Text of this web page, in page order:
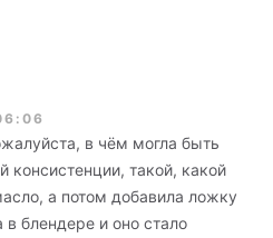
в чём могла быть
консистенции, такой, какой
а потом добавила ложку
блендере и оно стало